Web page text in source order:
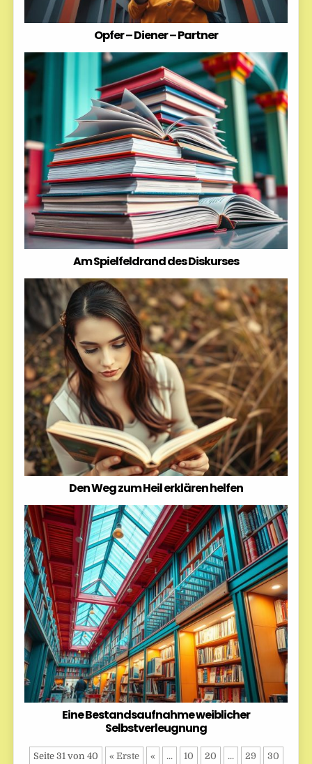
Opfer – Diener – Partner
Am Spielfeldrand des Diskurses
Den Weg zum Heil erklären helfen
Eine Bestandsaufnahme weiblicher
Selbstverleugnung
Seite 31 von 40 « Erste « ... 10 20 ... 29 30